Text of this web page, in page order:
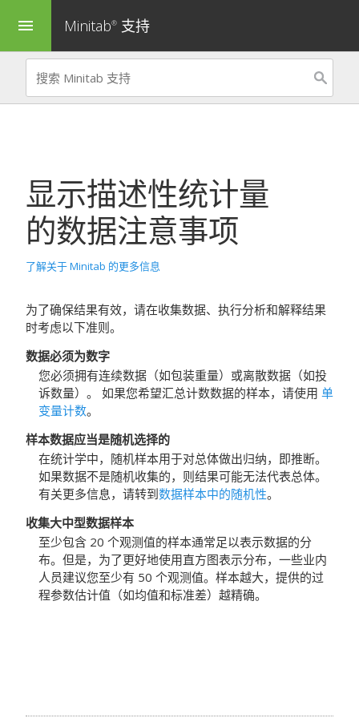
menu Minitab® 支持
显示描述性统计量
的数据注意事项
了解关于 Minitab 的更多信息
为了确保结果有效，请在收集数据、执行分析和解释结果
时考虑以下准则。
数据必须为数字
您必须拥有连续数据（如包装重量）或离散数据（如投
诉数量）。
如果您希望汇总计数数据的样本，请使用 单
变量计数。
样本数据应当是随机选择的
在统计学中，随机样本用于对总体做出归纳，即推断。
如果数据不是随机收集的，则结果可能无法代表总体。
有关更多信息，请转到数据样本中的随机性。
收集大中型数据样本
至少包含 20 个观测值的样本通常足以表示数据的分
布。但是，为了更好地使用直方图表示分布，一些业内
人员建议您至少有 50 个观测值。样本越大，提供的过
程参数估计值（如均值和标准差）越精确。